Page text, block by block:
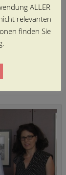
Musée du Cidre
herber und
Dankesrede auf
ALLER
relevanten
finden Sie